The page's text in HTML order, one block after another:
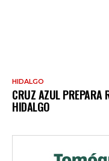
HIDALGO
CRUZ AZUL PREPARA
HIDALGO